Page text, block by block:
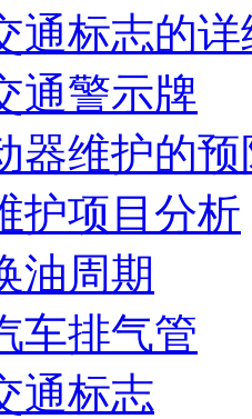
通标志的详
通警示牌
器维护的预
护项目分析
油周期
车排气管
通标志